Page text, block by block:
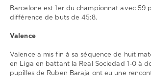
Barcelone est 1er du championnat avec 59
différence de buts de 45:8.
Valence
Valence a mis fin à sa séquence de huit
en Liga en battant la Real Sociedad 1-0 à
pupilles de Ruben Baraja ont eu une